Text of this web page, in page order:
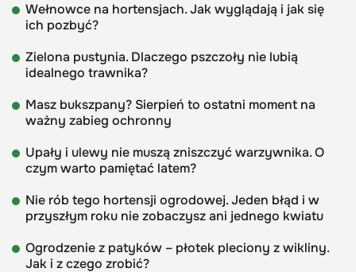
Wełnowce na hortensjach. Jak wyglądają i jak się
ich pozbyć?
Zielona pustynia. Dlaczego pszczoły nie lubią
idealnego trawnika?
Masz bukszpany? Sierpień to ostatni moment na
ważny zabieg ochronny
Upały i ulewy nie muszą zniszczyć warzywnika. O
czym warto pamiętać latem?
Nie rób tego hortensji ogrodowej. Jeden błąd i w
przyszłym roku nie zobaczysz ani jednego kwiatu
Ogrodzenie z patyków – płotek pleciony z wikliny.
Jak i z czego zrobić?